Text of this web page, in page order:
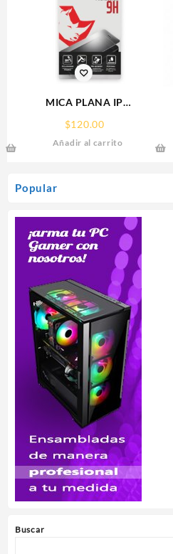
Popular
Buscar
MICA PLANA IP
16PRO/17/17PRO IPHONE
9H RHINOGLASS
$120.00
Añadir al carrito